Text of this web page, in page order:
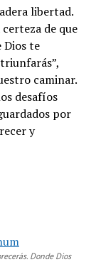
libertad.
de que
Dios te
caminar.
desafíos
por
y
Donde Dios